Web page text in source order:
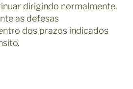
dirigindo normalmente,
as defesas
dos prazos indicados